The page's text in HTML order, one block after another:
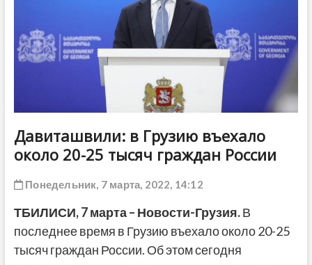
Давиташвили: в Грузию въехало
около 20-25 тысяч граждан России
Понедельник, 7 марта, 2022, 14:12
ТБИЛИСИ, 7 марта – Новости-Грузия.В
последнее время в Грузию въехало около 20-25
тысяч граждан России. Об этом сегодня